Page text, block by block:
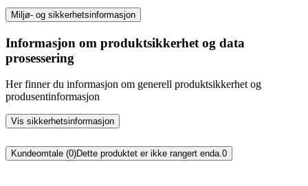
Miljø- og sikkerhetsinformasjon
Informasjon om produktsikkerhet og data
prosessering
Her finner du informasjon om generell produktsikkerhet og
produsentinformasjon
Vis sikkerhetsinformasjon
Kundeomtale (0)Dette produktet er ikke rangert enda.0